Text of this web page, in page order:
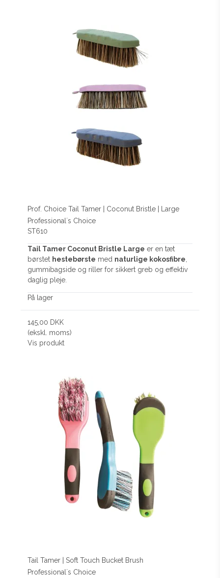
Prof. Choice Tail Tamer | Coconut Bristle | Large
Professional´s Choice
ST610
Tail Tamer Coconut Bristle Large er en tæt
børstet hestebørste med naturlige kokosfibre,
gummibagside og riller for sikkert greb og effektiv
daglig pleje.
På lager
145,00 DKK
(ekskl. moms)
Vis produkt
Tail Tamer | Soft Touch Bucket Brush
Professional´s Choice